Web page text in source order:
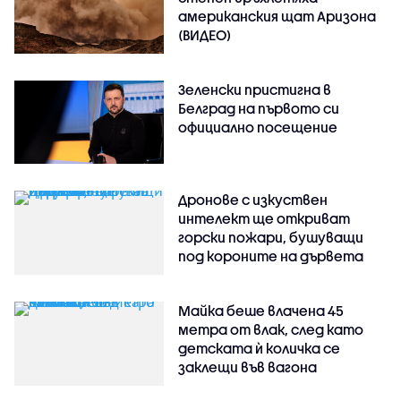
американския щат Аризона
(ВИДЕО)
Зеленски пристигна в
Белград на първото си
официално посещение
Дронове с изкуствен
интелект ще откриват
горски пожари, бушуващи
под короните на дървета
Майка беше влачена 45
метра от влак, след като
детската ѝ количка се
заклещи във вагона